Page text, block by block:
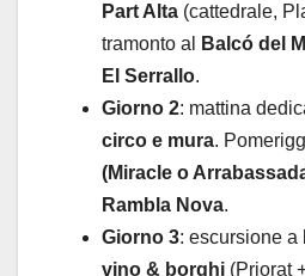
Part Alta (cattedrale,
tramonto al
Balcó del
El Serrallo.
Giorno 2: mattina
circo e mura.
(Miracle o
Rambla Nova.
Giorno 3: escursione a
vino & borghi (Priorat